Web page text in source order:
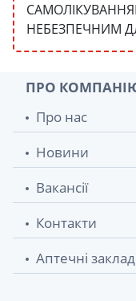
НЕБЕЗПЕЧНИМ
ПРО
Про нас
Новини
Вакансії
Контакти
Аптечні